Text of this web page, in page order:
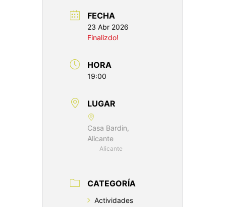
FECHA
23 Abr 2026
Finalizdo!
HORA
19:00
LUGAR
Casa Bardin,
Alicante
Alicante
CATEGORÍA
Actividades